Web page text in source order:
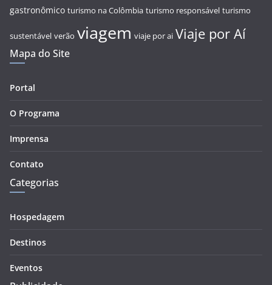
gastronômico turismo na Colômbia turismo responsável turismo
sustentável verão viagem viaje por ai Viaje por Aí
Mapa do Site
Portal
O Programa
Imprensa
Contato
Categorias
Hospedagem
Destinos
Eventos